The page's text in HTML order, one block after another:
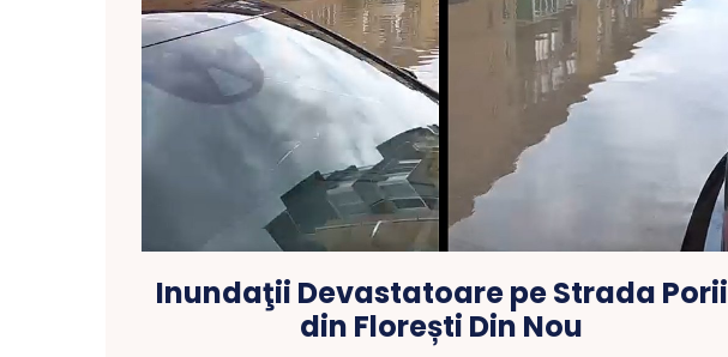
Inundaţii Devastatoare pe Strada Porii
din Florești Din Nou